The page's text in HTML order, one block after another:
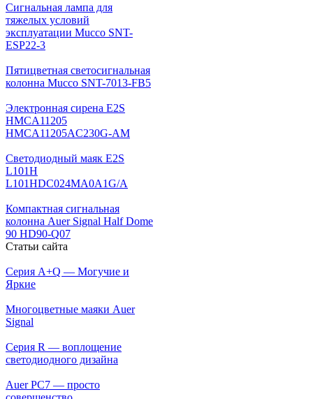
Сигнальная лампа для
тяжелых условий
эксплуатации Mucco SNT-
ESP22-3
Пятицветная светосигнальная
колонна Mucco SNT-7013-FB5
Электронная сирена E2S
HMCA11205
HMCA11205AC230G-AM
Светодиодный маяк E2S
L101H
L101HDC024MA0A1G/A
Компактная сигнальная
колонна Auer Signal Half Dome
90 HD90-Q07
Статьи сайта
Серия A+Q — Могучие и
Яркие
Многоцветные маяки Auer
Signal
Серия R — воплощение
светодиодного дизайна
Auer PC7 — просто